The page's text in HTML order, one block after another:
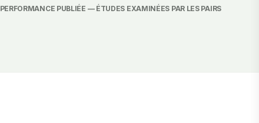
PERFORMANCE PUBLIÉE — ÉTUDES EXAMINÉES PAR LES PAIRS